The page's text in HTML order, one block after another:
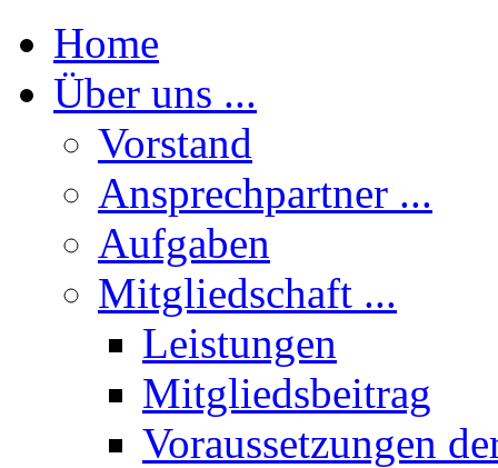
Home
Über uns ...
Vorstand
Ansprechpartner ...
Aufgaben
Mitgliedschaft ...
Leistungen
Mitgliedsbeitrag
Voraussetzungen